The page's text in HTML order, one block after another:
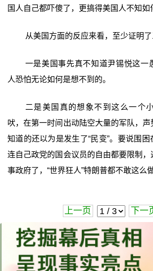
国人自己都吓傻了，更搞得美国人不知如
从美国方面的反应来看，至少证明了
一是美国事先真不知道尹锡悦这一
人恐怕无论如何是想不到的。
二是美国真的想象不到这么一个
吠，在第一时间出动陆空大量的军队，
知道的还以为是发生了“民变”。要说围困
连自己政党的国会议员的自由都要限制
事政府了，“世界狂人”特朗普都不敢这么做
上一页 下一